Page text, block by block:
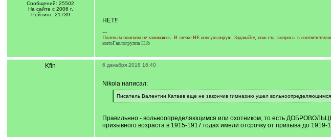
Сообщений: 25502
На сайте с 2006 г.
Рейтинг: 21739
НЕТ!!
---
Платным поиском не занимаюсь. В личке НЕ консультирую. Задавайте, пож-ста, вопросы в
митоГаплогруппа H1b
Kfin 6 декабря 2018 16:40
Nikola написал:
[
q
Писатель Валентин Катаев еще не закончив гимназию ушел
[
]
Правильнно - вольноопределяющимся или охотником, то есть
призывного возраста в 1915-1917 годах имели отсрочку от призыва до